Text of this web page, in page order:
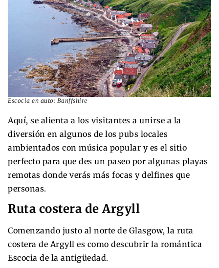
Escocia en auto: Banffshire
Aquí, se alienta a los visitantes a unirse a la
diversión en algunos de los pubs locales
ambientados con música popular y es el sitio
perfecto para que des un paseo por algunas playas
remotas donde verás más focas y delfines que
personas.
Ruta costera de Argyll
Comenzando justo al norte de Glasgow, la ruta
costera de Argyll es como descubrir la romántica
Escocia de la antigüedad.